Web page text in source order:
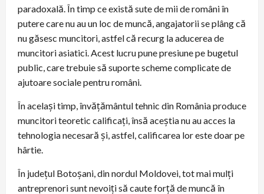
paradoxală. În timp ce există sute de mii de români în
putere care nu au un loc de muncă, angajatorii se plâng că
nu găsesc muncitori, astfel că recurg la aducerea de
muncitori asiatici. Acest lucru pune presiune pe bugetul
public, care trebuie să suporte scheme complicate de
ajutoare sociale pentru români.
În același timp, învățământul tehnic din România produce
muncitori teoretic calificați, însă aceștia nu au acces la
tehnologia necesară și, astfel, calificarea lor este doar pe
hârtie.
În județul Botoșani, din nordul Moldovei, tot mai mulți
antreprenori sunt nevoiți să caute forță de muncă în